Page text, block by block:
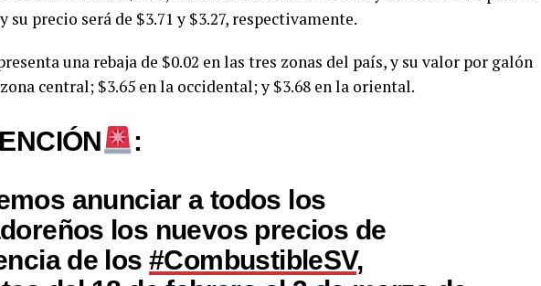
su precio será de $3.71 y $3.27, respectivamente.
una rebaja de $0.02 en las tres zonas del país, y su valor por galón
central; $3.65 en la occidental; y $3.68 en la oriental.
:
anunciar a todos los
los nuevos precios de
de los#CombustibleSV,